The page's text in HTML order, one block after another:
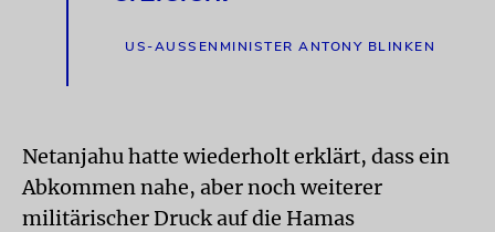
US-AUSSENMINISTER ANTONY BLINKEN
Netanjahu hatte wiederholt erklärt, dass ein
Abkommen nahe, aber noch weiterer
militärischer Druck auf die Hamas